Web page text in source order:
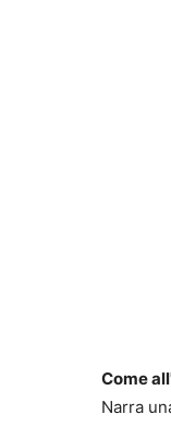
Come
Narra